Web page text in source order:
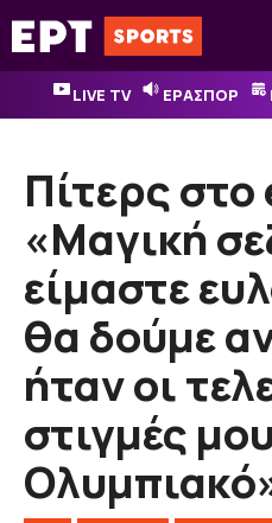
Μετάβαση
σε
περιεχόμενο
LIVE TV ΕΡΑΣΠΟΡ
Πίτερς
«Μαγική
είμαστε
θα δούμε
ήταν οι
στιγμές